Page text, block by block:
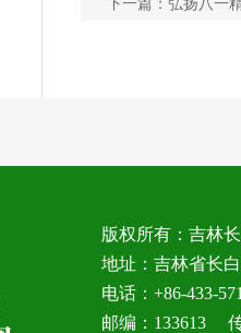
下一篇： 弘扬八一
版权所有：吉林
地址：吉林省长
电话：+86-433-
邮编：133613 传